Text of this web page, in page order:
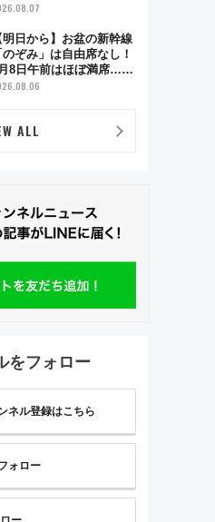
明日から】お盆の新幹線
のぞみ」は自由席なし！
8日午前はほぼ満席…で
数時間ズラせば空きが見
ALL
をフォロー
ネル登録はこちら
ォロー